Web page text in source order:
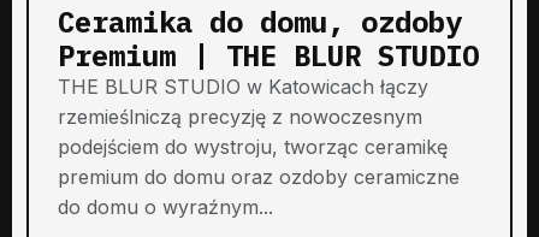
Ceramika do domu, ozdoby
Premium | THE BLUR STUDIO
THE BLUR STUDIO w Katowicach łączy
rzemieślniczą precyzję z nowoczesnym
podejściem do wystroju, tworząc ceramikę
premium do domu oraz ozdoby ceramiczne
do domu o wyraźnym...